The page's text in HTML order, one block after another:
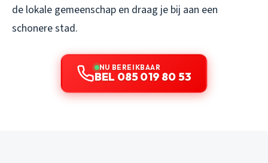
de lokale gemeenschap en draag je bij aan een
schonere stad.
NU BEREIKBAAR
BEL 085 019 80 53